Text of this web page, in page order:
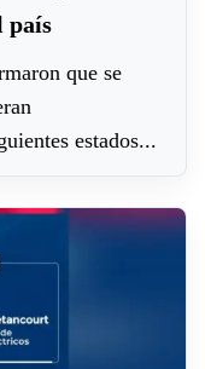
país
que se
estados...